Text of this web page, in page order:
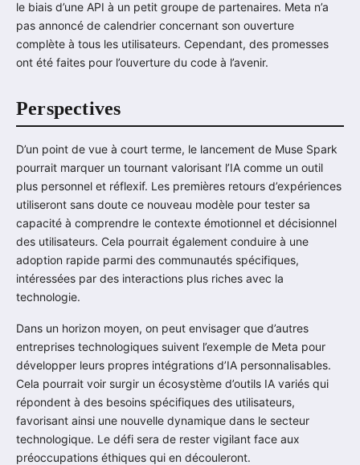
le biais d’une API à un petit groupe de partenaires. Meta n’a
pas annoncé de calendrier concernant son ouverture
complète à tous les utilisateurs. Cependant, des promesses
ont été faites pour l’ouverture du code à l’avenir.
Perspectives
D’un point de vue à court terme, le lancement de Muse Spark
pourrait marquer un tournant valorisant l’IA comme un outil
plus personnel et réflexif. Les premières retours d’expériences
utiliseront sans doute ce nouveau modèle pour tester sa
capacité à comprendre le contexte émotionnel et décisionnel
des utilisateurs. Cela pourrait également conduire à une
adoption rapide parmi des communautés spécifiques,
intéressées par des interactions plus riches avec la
technologie.
Dans un horizon moyen, on peut envisager que d’autres
entreprises technologiques suivent l’exemple de Meta pour
développer leurs propres intégrations d’IA personnalisables.
Cela pourrait voir surgir un écosystème d’outils IA variés qui
répondent à des besoins spécifiques des utilisateurs,
favorisant ainsi une nouvelle dynamique dans le secteur
technologique. Le défi sera de rester vigilant face aux
préoccupations éthiques qui en découleront.